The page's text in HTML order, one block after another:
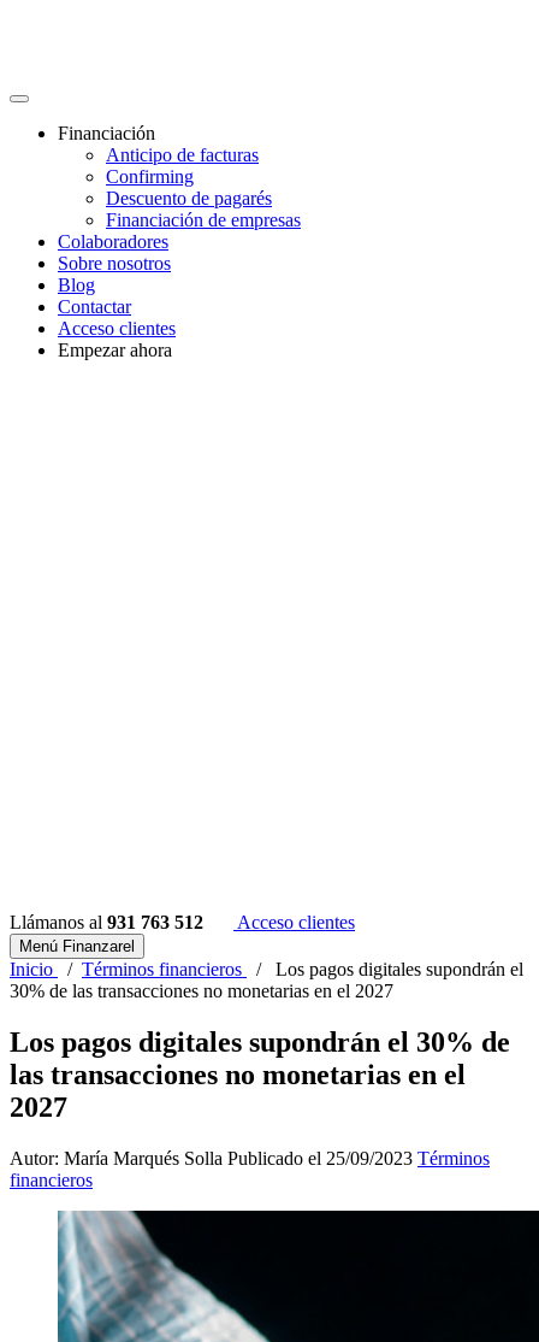
Financiación
Anticipo de facturas
Confirming
Descuento de pagarés
Financiación de empresas
Colaboradores
Sobre nosotros
Blog
Contactar
Acceso clientes
Empezar ahora
Llámanos al 931 763 512 Acceso clientes
Menú Finanzarel
Inicio / Términos financieros / Los pagos digitales supondrán el
30% de las transacciones no monetarias en el 2027
Los pagos digitales supondrán el 30% de
las transacciones no monetarias en el
2027
Autor: María Marqués Solla Publicado el 25/09/2023 Términos
financieros